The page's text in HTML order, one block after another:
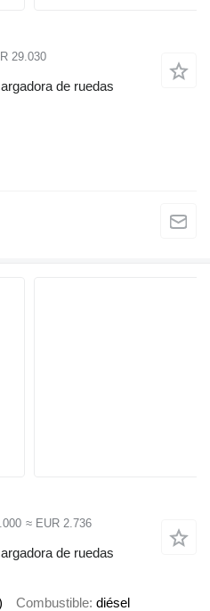
29.030
de ruedas
≈ EUR 2.736
de ruedas
Combustible diésel